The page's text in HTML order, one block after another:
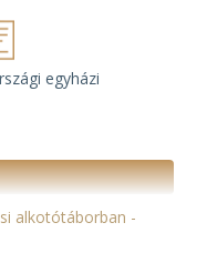
egyházi
alkotótáborban -